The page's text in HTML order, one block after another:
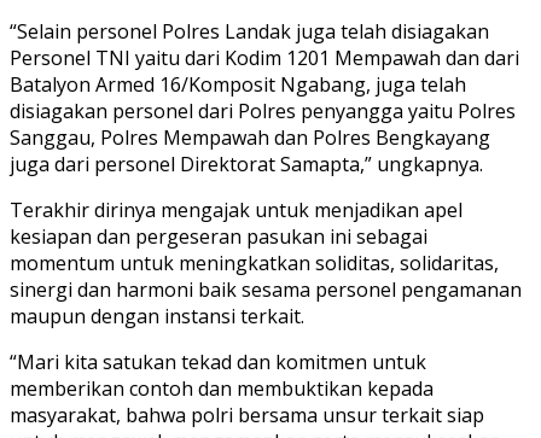
“Selain personel Polres Landak juga telah disiagakan
Personel TNI yaitu dari Kodim 1201 Mempawah dan dari
Batalyon Armed 16/Komposit Ngabang, juga telah
disiagakan personel dari Polres penyangga yaitu Polres
Sanggau, Polres Mempawah dan Polres Bengkayang
juga dari personel Direktorat Samapta,” ungkapnya.
Terakhir dirinya mengajak untuk menjadikan apel
kesiapan dan pergeseran pasukan ini sebagai
momentum untuk meningkatkan soliditas, solidaritas,
sinergi dan harmoni baik sesama personel pengamanan
maupun dengan instansi terkait.
“Mari kita satukan tekad dan komitmen untuk
memberikan contoh dan membuktikan kepada
masyarakat, bahwa polri bersama unsur terkait siap